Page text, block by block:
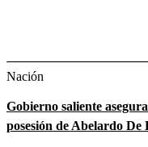
Nación
Gobierno saliente
posesión de Abelardo De